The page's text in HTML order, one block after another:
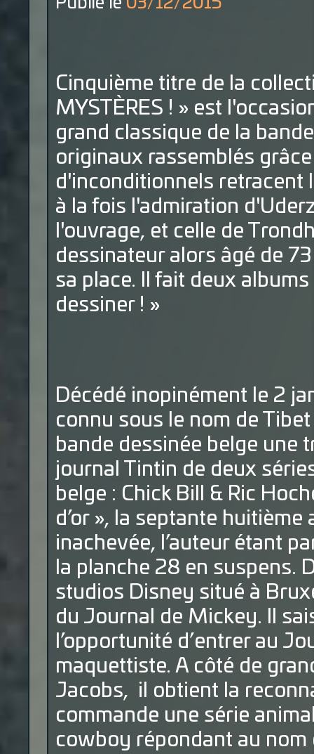
Cinquième titre de la
MYSTÈRES ! » est
grand classique de la
originaux rassemblés
d'inconditionnels retracent
à la fois l'admiration
l'ouvrage, et celle de
dessinateur alors âgé de
sa place. Il fait deux
dessiner ! »
Décédé inopinément le 2
connu sous le nom de
bande dessinée belge une
journal Tintin de deux
belge : Chick Bill & Ric
d’or », la septante
inachevée, l’auteur étant
la planche 28 en suspens.
studios Disney situé à
du Journal de Mickey. Il
l’opportunité d’entrer au
maquettiste. A côté de
Jacobs, il obtient la
commande une série
cowboy répondant au nom